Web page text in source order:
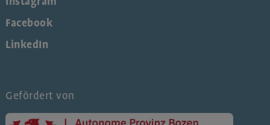
Facebook
LinkedIn
Gefördert von